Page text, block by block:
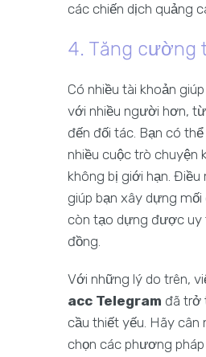
các chiến dịch quảng
4. Tăng cường
Có nhiều tài khoản
với nhiều người hơn,
đến đối tác. Bạn có
nhiều cuộc trò chuyện
không bị giới hạn. Điều
giúp bạn xây dựng mối
còn tạo dựng được uy
đồng.
Với những lý do trên,
acc Telegram đã trở
cầu thiết yếu. Hãy cân
chọn các phương